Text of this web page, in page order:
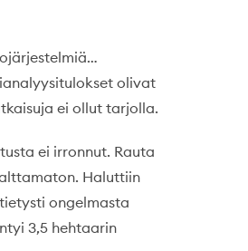
olivat
ei ollut tarjolla.
ei irronnut. Rauta
Haluttiin
ongelmasta
3,5 hehtaarin